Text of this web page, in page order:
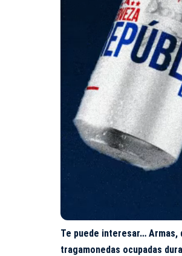
Te puede interesar… Armas,
tragamonedas ocupadas